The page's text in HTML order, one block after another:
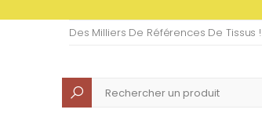
Des Milliers De Références De Tissus !
Recherche